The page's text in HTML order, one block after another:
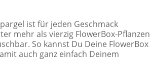
ist für jeden Geschmack
mehr als vierzig FlowerBox-Pflanzen
So kannst Du Deine FlowerBox
auch ganz einfach Deinem